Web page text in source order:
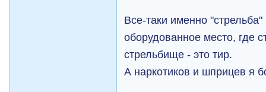
Все-таки именно "стрельба"
оборудованное место, где
стрельбище - это тир.
А наркотиков и шприцев я